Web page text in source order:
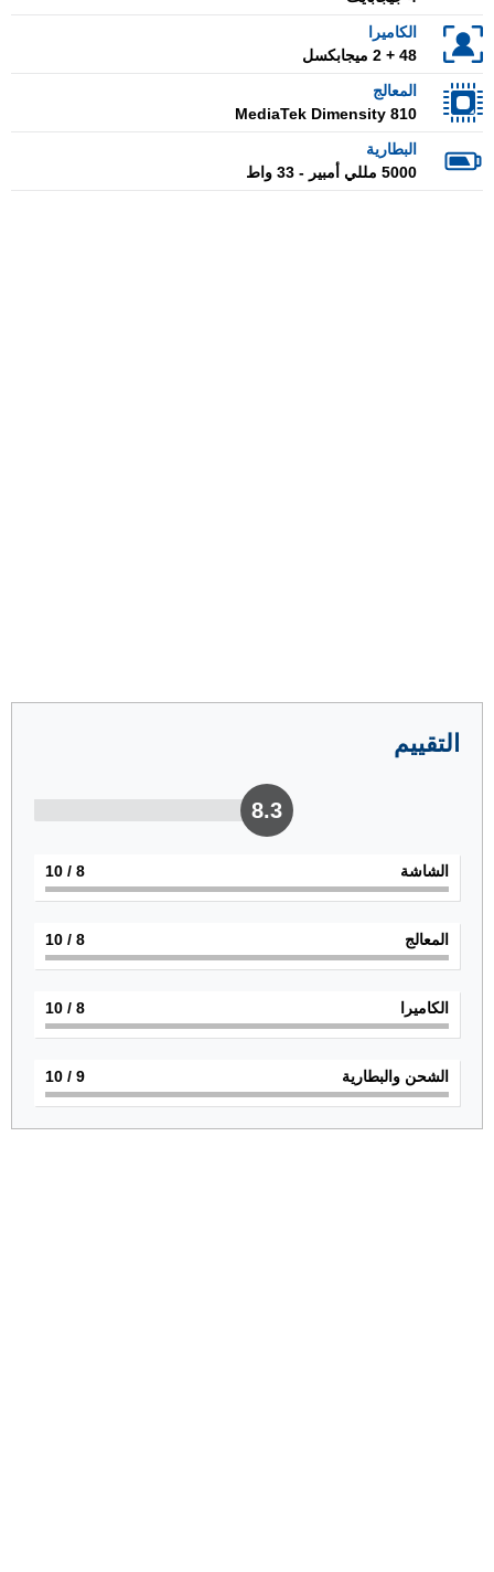
الكاميرا
48 + 2 ميجابكسل
المعالج
MediaTek Dimensity 810
البطارية
5000 مللي أمبير - 33 واط
التقييم
8.3
الشاشة 8
/ 10
المعالج 8
/ 10
الكاميرا 8
/ 10
الشحن والبطارية 9
/ 10